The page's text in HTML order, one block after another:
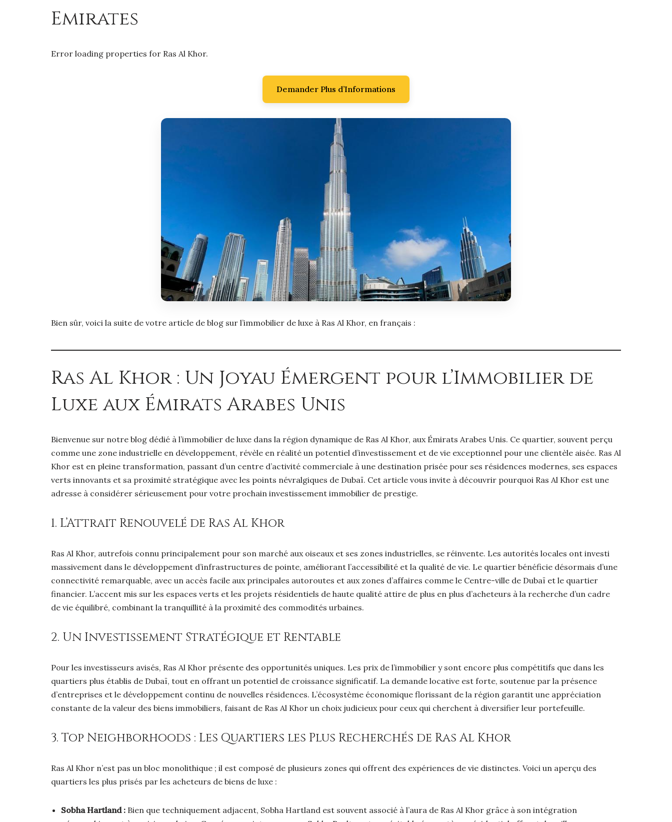
Emirates
Error loading properties for Ras Al Khor.
Demander Plus d’Informations
Bien sûr, voici la suite de votre article de blog sur l’immobilier de luxe à Ras Al Khor, en français :
Ras Al Khor : Un Joyau Émergent pour l’Immobilier de
Luxe aux Émirats Arabes Unis
Bienvenue sur notre blog dédié à l’immobilier de luxe dans la région dynamique de Ras Al Khor, aux Émirats Arabes Unis. Ce quartier, souvent perçu
comme une zone industrielle en développement, révèle en réalité un potentiel d’investissement et de vie exceptionnel pour une clientèle aisée. Ras Al
Khor est en pleine transformation, passant d’un centre d’activité commerciale à une destination prisée pour ses résidences modernes, ses espaces
verts innovants et sa proximité stratégique avec les points névralgiques de Dubaï. Cet article vous invite à découvrir pourquoi Ras Al Khor est une
adresse à considérer sérieusement pour votre prochain investissement immobilier de prestige.
1. L’Attrait Renouvelé de Ras Al Khor
Ras Al Khor, autrefois connu principalement pour son marché aux oiseaux et ses zones industrielles, se réinvente. Les autorités locales ont investi
massivement dans le développement d’infrastructures de pointe, améliorant l’accessibilité et la qualité de vie. Le quartier bénéficie désormais d’une
connectivité remarquable, avec un accès facile aux principales autoroutes et aux zones d’affaires comme le Centre-ville de Dubaï et le quartier
financier. L’accent mis sur les espaces verts et les projets résidentiels de haute qualité attire de plus en plus d’acheteurs à la recherche d’un cadre
de vie équilibré, combinant la tranquillité à la proximité des commodités urbaines.
2. Un Investissement Stratégique et Rentable
Pour les investisseurs avisés, Ras Al Khor présente des opportunités uniques. Les prix de l’immobilier y sont encore plus compétitifs que dans les
quartiers plus établis de Dubaï, tout en offrant un potentiel de croissance significatif. La demande locative est forte, soutenue par la présence
d’entreprises et le développement continu de nouvelles résidences. L’écosystème économique florissant de la région garantit une appréciation
constante de la valeur des biens immobiliers, faisant de Ras Al Khor un choix judicieux pour ceux qui cherchent à diversifier leur portefeuille.
3. Top Neighborhoods : Les Quartiers les Plus Recherchés de Ras Al Khor
Ras Al Khor n’est pas un bloc monolithique ; il est composé de plusieurs zones qui offrent des expériences de vie distinctes. Voici un aperçu des
quartiers les plus prisés par les acheteurs de biens de luxe :
Sobha Hartland : Bien que techniquement adjacent, Sobha Hartland est souvent associé à l’aura de Ras Al Khor grâce à son intégration